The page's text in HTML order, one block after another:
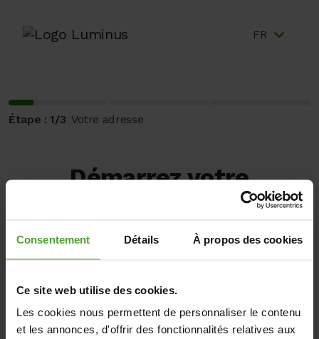
Consentement Détails À propos des cookies
Ce site web utilise des cookies.
Les cookies nous permettent de personnaliser le contenu
et les annonces, d'offrir des fonctionnalités relatives aux
FR
Étape : 1/3 Votre adresse
Démarrez votre
simulation d'énergie
solaire
Luminus ?
Connectez-vouset effectuez une simulation basée sur votre
consommation réelle ou entrez ci-dessous l'adresse souhaitée.